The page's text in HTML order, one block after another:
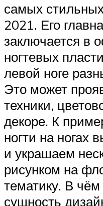
самых
2021. Его
заключается в
ногтевых
левой ноге
Это может
техники,
декоре. К
ногти на ногах
и украшаем
рисунком на
тематику. В чём
сущность